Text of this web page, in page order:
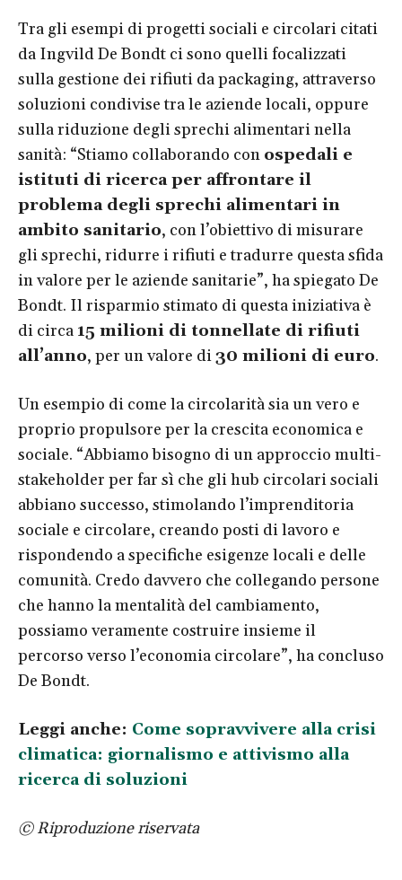
Tra gli esempi di progetti sociali e circolari citati
da Ingvild De Bondt ci sono quelli focalizzati
sulla gestione dei rifiuti da packaging, attraverso
soluzioni condivise tra le aziende locali, oppure
sulla riduzione degli sprechi alimentari nella
sanità: “Stiamo collaborando con ospedali e
istituti di ricerca per affrontare il
problema degli sprechi alimentari in
ambito sanitario, con l’obiettivo di misurare
gli sprechi, ridurre i rifiuti e tradurre questa sfida
in valore per le aziende sanitarie”, ha spiegato De
Bondt. Il risparmio stimato di questa iniziativa è
di circa 15 milioni di tonnellate di rifiuti
all’anno, per un valore di30 milioni di euro.
Un esempio di come la circolarità sia un vero e
proprio propulsore per la crescita economica e
sociale. “Abbiamo bisogno di un approccio multi-
stakeholder per far sì che gli hub circolari sociali
abbiano successo, stimolando l’imprenditoria
sociale e circolare, creando posti di lavoro e
rispondendo a specifiche esigenze locali e delle
comunità. Credo davvero che collegando persone
che hanno la mentalità del cambiamento,
possiamo veramente costruire insieme il
percorso verso l’economia circolare”, ha concluso
De Bondt.
Leggi anche: Come sopravvivere alla crisi
climatica: giornalismo e attivismo alla
ricerca di soluzioni
© Riproduzione riservata